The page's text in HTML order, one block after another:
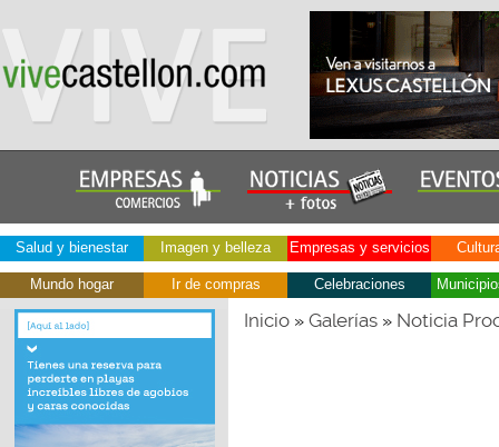
Salud y bienestar Imagen y belleza Empresas y servicios
Mundo hogar Ir de compras Celebraciones
Inicio» Galerías» Noticia